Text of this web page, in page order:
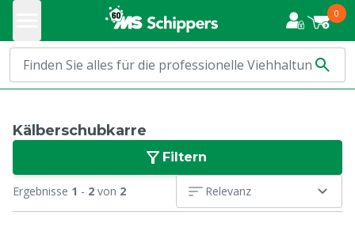
0
Kälberschubkarre
Filtern
Ergebnisse 1 - 2 von 2 Relevanz